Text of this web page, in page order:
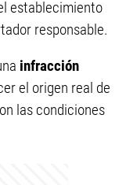
establecimiento
responsable.
infracción
el origen real de
las condiciones